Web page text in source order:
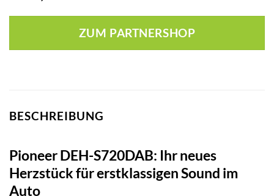
ZUM PARTNERSHOP
BESCHREIBUNG
Pioneer DEH-S720DAB: Ihr neues
Herzstück für erstklassigen Sound im
Auto